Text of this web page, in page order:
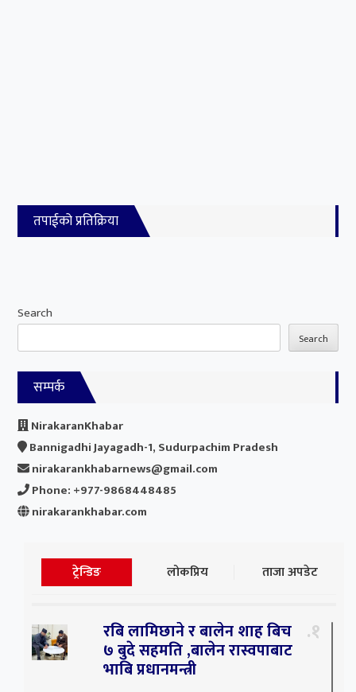
तपाईको प्रतिक्रिया
Search
Search
सम्पर्क
NirakaranKhabar
Bannigadhi Jayagadh-1, Sudurpachim Pradesh
nirakarankhabarnews@gmail.com
Phone: +977-9868448485
nirakarankhabar.com
ट्रेन्डिङ लोकप्रिय ताजा अपडेट
रबि लामिछाने र बालेन शाह बिच
७ बुदे सहमति ,बालेन रास्वपाबाट
भाबि प्रधानमन्त्री
१